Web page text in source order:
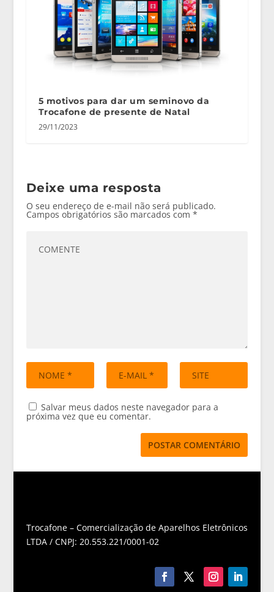
5 motivos para dar um seminovo da
Trocafone de presente de Natal
29/11/2023
Deixe uma resposta
O seu endereço de e-mail não será publicado.
Campos obrigatórios são marcados com *
Salvar meus dados neste navegador para a
próxima vez que eu comentar.
Trocafone – Comercialização de Aparelhos Eletrônicos
LTDA / CNPJ: 20.553.221/0001-02